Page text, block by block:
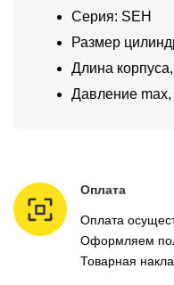
Серия: SEH
Размер
Длина
Давление
Оплата
Оплата
Оформляем
Товарная